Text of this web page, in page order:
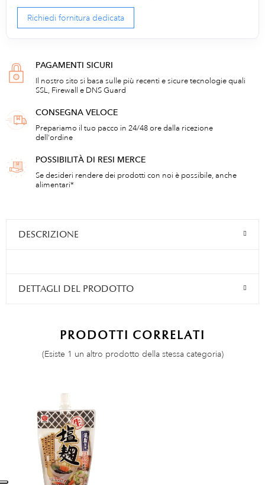
Richiedi fornitura dedicata
PAGAMENTI SICURI
Il nostro sito si basa sulle più recenti e sicure tecnologie quali
SSL, Firewall e DNS Guard
CONSEGNA VELOCE
Prepariamo il tuo pacco in 24/48 ore dalla ricezione
dell'ordine
POSSIBILITÀ DI RESI MERCE
Se desideri rendere dei prodotti con noi è possibile, anche
alimentari*
DESCRIZIONE
DETTAGLI DEL PRODOTTO
PRODOTTI CORRELATI
(Esiste 1 un altro prodotto della stessa categoria)